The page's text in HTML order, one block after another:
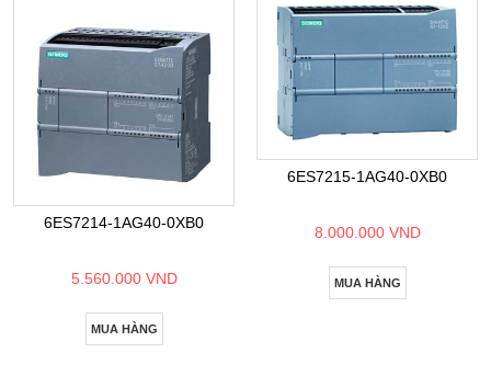
6ES7214-1AG40-0XB0
5.560.000 VND
MUA HÀNG
6ES7215-1AG40-0XB0
8.000.000 VND
MUA HÀNG